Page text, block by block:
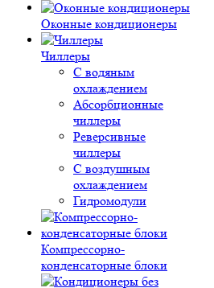
Оконные кондиционеры
Чиллеры
С водяным
охлаждением
Абсорбционные
чиллеры
Реверсивные
чиллеры
С воздушным
охлаждением
Гидромодули
Компрессорно-
конденсаторные блоки